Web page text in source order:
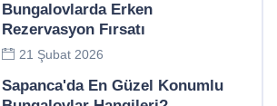
Bungalovlarda Erken
Rezervasyon Fırsatı
21 Şubat 2026
Sapanca'da En Güzel Konumlu